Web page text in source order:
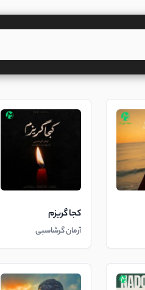
کجا گریزم
آرمان گرشاسبی